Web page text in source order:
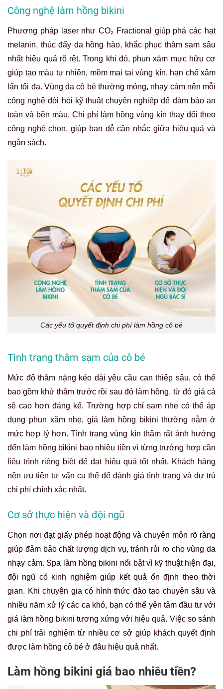
Công nghệ làm hồng bikini
Phương pháp laser như CO₂ Fractional giúp phá các hạt
melanin, thúc đẩy da hồng hào, khắc phục thâm sạm sâu
nhất hiệu quả rõ rệt. Trong khi đó, phun xăm mực hữu cơ
giúp tạo màu tự nhiên, mềm mại tại vùng kín, hạn chế xâm
lấn tối đa. Vùng da cô bé thường mỏng, nhạy cảm nên mỗi
công nghệ đòi hỏi kỹ thuật chuyên nghiệp để đảm bảo an
toàn và bền màu. Chi phí làm hồng vùng kín thay đổi theo
công nghệ chọn, giúp bạn dễ cân nhắc giữa hiệu quả và
ngân sách.
Các yếu tố quyết định chi phí làm hồng cô bé
Tình trạng thâm sạm của cô bé
Mức độ thâm nặng kéo dài yêu cầu can thiệp sâu, có thể
bao gồm khử thâm trước rồi sau đó làm hồng, từ đó giá cả
sẽ cao hơn đáng kể. Trường hợp chỉ sạm nhẹ có thể áp
dụng phun xăm nhẹ, giá làm hồng bikini thường nằm ở
mức hợp lý hơn. Tình trạng vùng kín thâm rất ảnh hưởng
đến làm hồng bikini bao nhiêu tiền vì từng trường hợp cần
liệu trình riêng biệt để đạt hiệu quả tốt nhất. Khách hàng
nên ưu tiên tư vấn cụ thể để đánh giá tình trạng và dự trù
chi phí chính xác nhất.
Cơ sở thực hiện và đội ngũ
Chọn nơi đạt giấy phép hoạt động và chuyên môn rõ ràng
giúp đảm bảo chất lượng dịch vụ, tránh rủi ro cho vùng da
nhạy cảm. Spa làm hồng bikini nổi bật vì kỹ thuật hiện đại,
đội ngũ có kinh nghiệm giúp kết quả ổn định theo thời
gian. Khi chuyên gia có hình thức đào tạo chuyên sâu và
nhiều năm xử lý các ca khó, bạn có thể yên tâm đầu tư với
giá làm hồng bikini tương xứng với hiệu quả. Việc so sánh
chi phí trải nghiệm từ nhiều cơ sở giúp khách quyết định
được làm hồng cô bé ở đâu hiệu quả nhất.
Làm hồng bikini giá bao nhiêu tiền?